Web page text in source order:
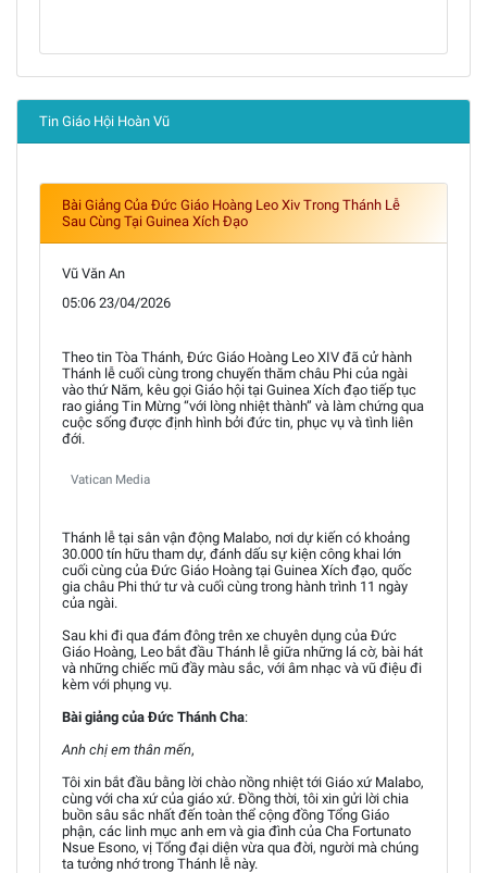
Tin Giáo Hội Hoàn Vũ
Bài Giảng Của Đức Giáo Hoàng Leo Xiv Trong Thánh Lễ
Sau Cùng Tại Guinea Xích Đạo
Vũ Văn An
05:06 23/04/2026
Theo tin Tòa Thánh, Đức Giáo Hoàng Leo XIV đã cử hành
Thánh lễ cuối cùng trong chuyến thăm châu Phi của ngài
vào thứ Năm, kêu gọi Giáo hội tại Guinea Xích đạo tiếp tục
rao giảng Tin Mừng “với lòng nhiệt thành” và làm chứng qua
cuộc sống được định hình bởi đức tin, phục vụ và tình liên
đới.
Vatican Media
Thánh lễ tại sân vận động Malabo, nơi dự kiến có khoảng
30.000 tín hữu tham dự, đánh dấu sự kiện công khai lớn
cuối cùng của Đức Giáo Hoàng tại Guinea Xích đạo, quốc
gia châu Phi thứ tư và cuối cùng trong hành trình 11 ngày
của ngài.
Sau khi đi qua đám đông trên xe chuyên dụng của Đức
Giáo Hoàng, Leo bắt đầu Thánh lễ giữa những lá cờ, bài hát
và những chiếc mũ đầy màu sắc, với âm nhạc và vũ điệu đi
kèm với phụng vụ.
Bài giảng của Đức Thánh Cha:
Anh chị em thân mến,
Tôi xin bắt đầu bằng lời chào nồng nhiệt tới Giáo xứ Malabo,
cùng với cha xứ của giáo xứ. Đồng thời, tôi xin gửi lời chia
buồn sâu sắc nhất đến toàn thể cộng đồng Tổng Giáo
phận, các linh mục anh em và gia đình của Cha Fortunato
Nsue Esono, vị Tổng đại diện vừa qua đời, người mà chúng
ta tưởng nhớ trong Thánh lễ này.